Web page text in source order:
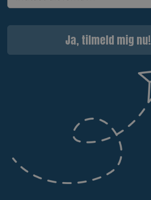
Ja, tilmeld mig nu!